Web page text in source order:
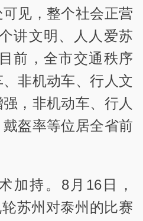
见，整个社会正营
讲文明、人人爱苏
前，全市交通秩序
非机动车、行人文
，非机动车、行人
盔率等位居全省前
加持。8月16日，
轮苏州对泰州的比赛